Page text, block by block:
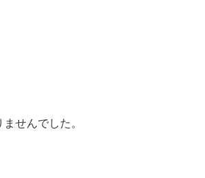
せんでした。